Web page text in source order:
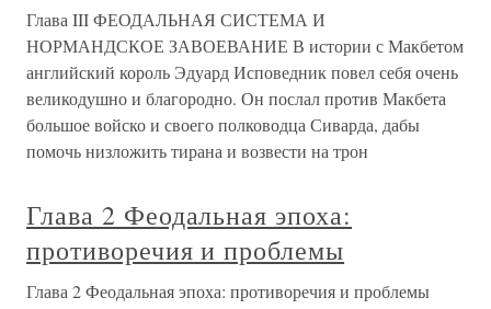
Глава III ФЕОДАЛЬНАЯ СИСТЕМА И
НОРМАНДСКОЕ ЗАВОЕВАНИЕ В истории с Макбетом
английский король Эдуард Исповедник повел себя очень
великодушно и благородно. Он послал против Макбета
большое войско и своего полководца Сиварда, дабы
помочь низложить тирана и возвести на трон
Глава 2 Феодальная эпоха:
противоречия и проблемы
Глава 2 Феодальная эпоха: противоречия и проблемы